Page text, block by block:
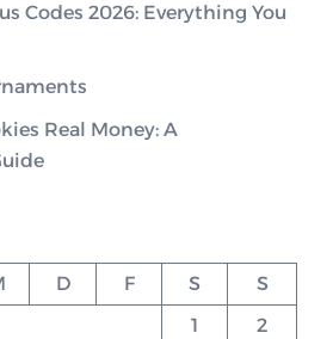
Codes 2026: Everything You
Real Money: A
D F S
S
1
2